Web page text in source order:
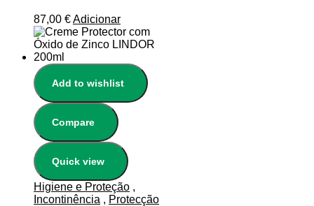
87,00 €Adicionar
Add to wishlist
Compare
Quick view
Higiene e Proteção ,
Incontinência , Protecção